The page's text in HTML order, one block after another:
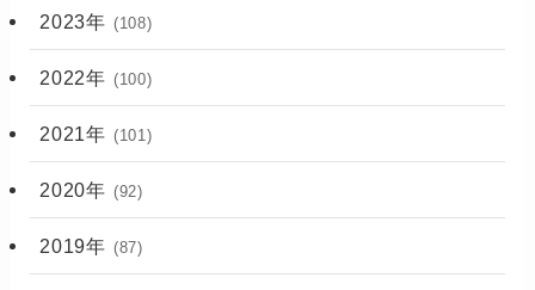
2023年 (108)
2022年 (100)
2021年 (101)
2020年 (92)
2019年 (87)